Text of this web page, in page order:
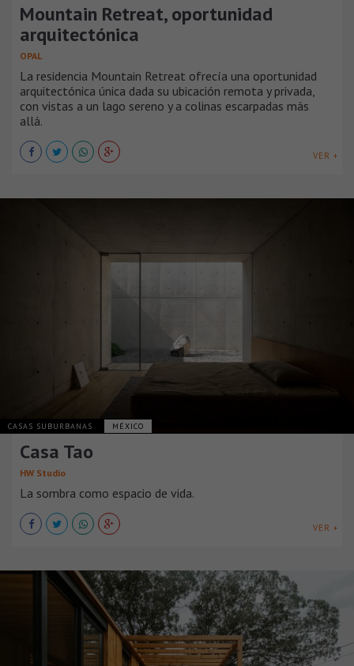
Mountain Retreat, oportunidad
arquitectónica
OPAL
La residencia Mountain Retreat ofrecía una oportunidad
arquitectónica única dada su ubicación remota y privada,
con vistas a un lago sereno y a colinas escarpadas más
allá.
VER +
CASAS SUBURBANAS MÉXICO
Casa Tao
HW Studio
La sombra como espacio de vida.
VER +